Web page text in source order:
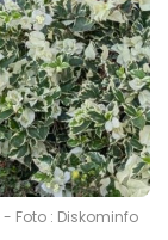
- Foto : Diskominfo